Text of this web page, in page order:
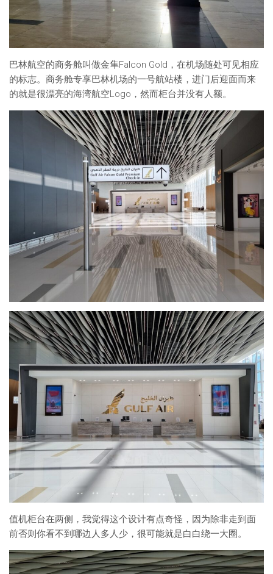
巴林航空的商务舱叫做金隼Falcon Gold，在机场随处可见相应
的标志。商务舱专享巴林机场的一号航站楼，进门后迎面而来
的就是很漂亮的海湾航空Logo，然而柜台并没有人额。
值机柜台在两侧，我觉得这个设计有点奇怪，因为除非走到面
前否则你看不到哪边人多人少，很可能就是白白绕一大圈。